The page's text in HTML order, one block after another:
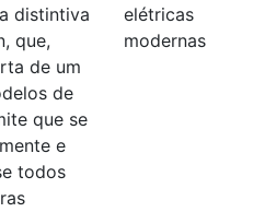
distintiva
que,
de um
de
que se
e
todos